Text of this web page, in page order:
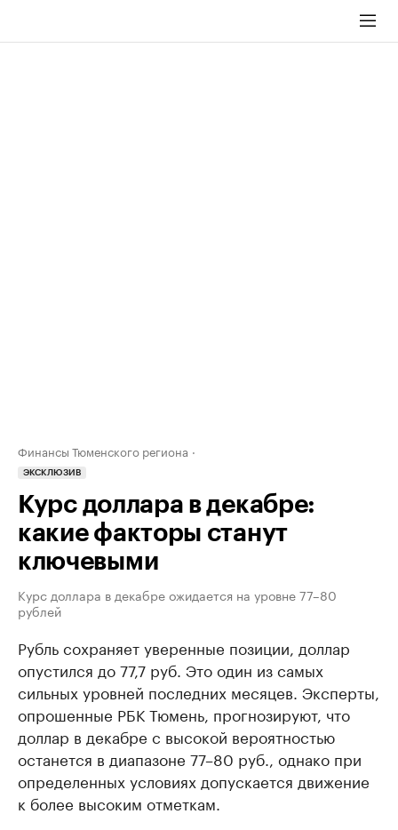
Финансы Тюменского региона
ЭКСКЛЮЗИВ
Курс доллара в декабре:
какие факторы станут
ключевыми
Курс доллара в декабре ожидается на уровне 77–80
рублей
Рубль сохраняет уверенные позиции, доллар
опустился до 77,7 руб. Это один из самых
сильных уровней последних месяцев. Эксперты,
опрошенные РБК Тюмень, прогнозируют, что
доллар в декабре с высокой вероятностью
останется в диапазоне 77–80 руб., однако при
определенных условиях допускается движение
к более высоким отметкам.